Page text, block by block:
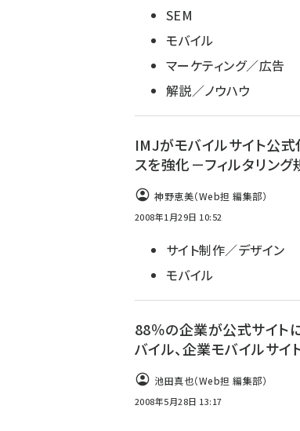
SEM
モバイル
マーケティング／広告
解説／ノウハウ
IMJがモバイルサイト公
スを強化－フィルタリン
神野恵美（Web担 編集部）
2008年1月29日 10:52
サイト制作／デザイン
モバイル
88％の企業が公式サイト
バイル、企業モバイルサ
池田真也（Web担 編集部）
2008年5月28日 13:17